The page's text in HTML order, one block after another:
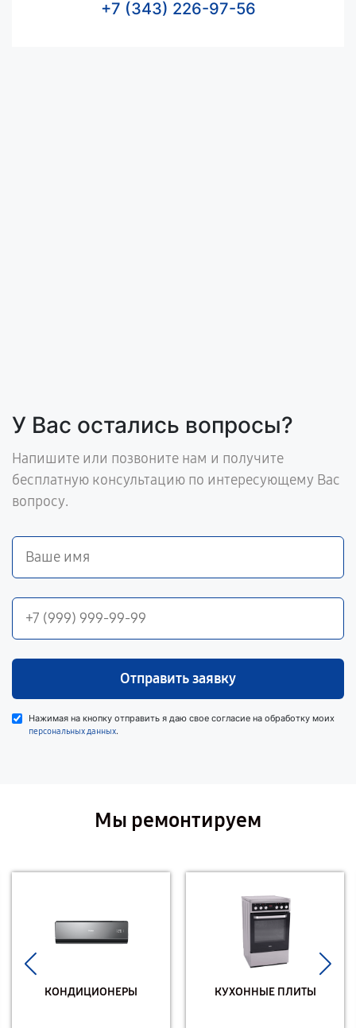
+7 (343) 226-97-56
У Вас остались вопросы?
Напишите или позвоните нам и получите
бесплатную консультацию по интересующему Вас
вопросу.
Отправить заявку
Нажимая на кнопку отправить я даю свое согласие на обработку моих
персональных данных.
Мы ремонтируем
КОНДИЦИОНЕРЫ КУХОННЫЕ ПЛИТЫ